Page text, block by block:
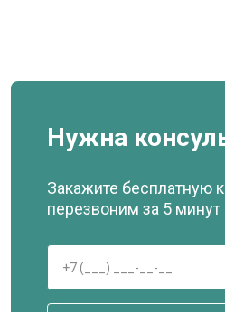
Нужна
Закажите бесплатную
перезвоним за 5 минут